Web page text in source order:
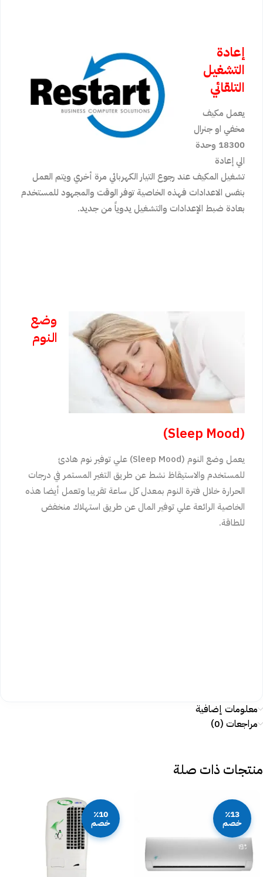
إعادة
التشغيل
التلقائي
يعمل مكيف
مخفي او جنرال
18300 وحدة
الي إعادة
تشغيل المكيف عند رجوع التيار الكهربائي مرة أخري ويتم العمل
بنفس الاعدادات فهذه الخاصية توفر الوقت والمجهود للمستخدم
بعادة ضبط الإعدادات والتشغيل يدوياً من جديد.
وضع
النوم
(Sleep Mood)
يعمل وضع النوم (Sleep Mood) علي توفير نوم هادئ
للمستخدم والاستيقاظ نشط عن طريق التغير المستمر في درجات
الحرارة خلال فترة النوم بمعدل كل ساعة تقريبا وتعمل أيضا هذه
الخاصية الرائعة علي توفير المال عن طريق استهلاك منخفض
للطاقة.
معلومات إضافية
مراجعات (0)
منتجات ذات صلة
٪13
خصم
٪10
خصم